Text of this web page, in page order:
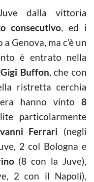
dalla vittoria
consecutivo, ed i
Genova, ma c’è un
è entrato nella
Gigi Buffon, che con
ristretta cerchia
hanno vinto 8
particolarmente
Ferrari (negli
2 col Bologna e
(8 con la Juve),
2 con il Napoli),